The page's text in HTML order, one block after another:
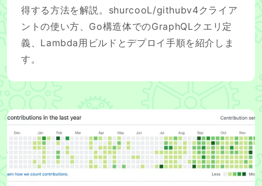
得する方法を解説。shurcooL/githubv4クライア
ントの使い方、Go構造体でのGraphQLクエリ定
義、Lambda用ビルドとデプロイ手順を紹介しま
す。
GitHubに草を生やし続け90日が経ったので感想を書く